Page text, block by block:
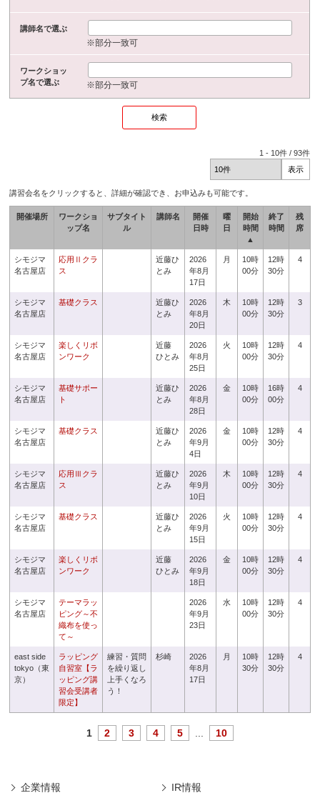
講師名で選ぶ
※部分一致可
ワークショッ
プ名で選ぶ
※部分一致可
1 - 10件 /93件
講習会名をクリックすると、詳細が確認でき、お申込みも可能です。
開催場所
ワークショ
ップ名
サブタイト
ル
講師名
開催
日時
曜
日
開始
時間
▲
終了
時間
残
席
シモジマ
名古屋店
応用Ⅱクラ
ス
近藤ひ
とみ
2026
年8月
17日
月
10時
00分
12時
30分
4
シモジマ
名古屋店
基礎クラス
近藤ひ
とみ
2026
年8月
20日
木
10時
00分
12時
30分
3
シモジマ
名古屋店
楽しくリボ
ンワーク
近藤
ひとみ
2026
年8月
25日
火
10時
00分
12時
30分
4
シモジマ
名古屋店
基礎サポー
ト
近藤ひ
とみ
2026
年8月
28日
金
10時
00分
16時
00分
4
シモジマ
名古屋店
基礎クラス
近藤ひ
とみ
2026
年9月
4日
金
10時
00分
12時
30分
4
シモジマ
名古屋店
応用Ⅲクラ
ス
近藤ひ
とみ
2026
年9月
10日
木
10時
00分
12時
30分
4
シモジマ
名古屋店
基礎クラス
近藤ひ
とみ
2026
年9月
15日
火
10時
00分
12時
30分
4
シモジマ
名古屋店
楽しくリボ
ンワーク
近藤
ひとみ
2026
年9月
18日
金
10時
00分
12時
30分
4
シモジマ
名古屋店
テーマラッ
ピング～不
織布を使っ
て～
2026
年9月
23日
水
10時
00分
12時
30分
4
east side
tokyo（東
京）
ラッピング
自習室【ラ
ッピング講
習会受講者
限定】
練習・質問
を繰り返し
上手くなろ
う！
杉崎
2026
年8月
17日
月
10時
30分
12時
30分
4
1 2 3 4 5 10
企業情報 IR情報